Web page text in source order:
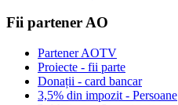
Fii partener AO
Partener AOTV
Proiecte - fii parte
Donații - card bancar
3,5% din impozit - Persoane